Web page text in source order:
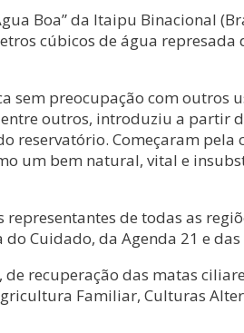
Boa” da Itaipu Binacional
cúbicos de água
preocupação com outros
outros, introduziu a partir
Começaram
um bem natural, vital e
de todas as
Cuidado, da Agenda 21 e
recuperação das matas
Familiar, Culturas